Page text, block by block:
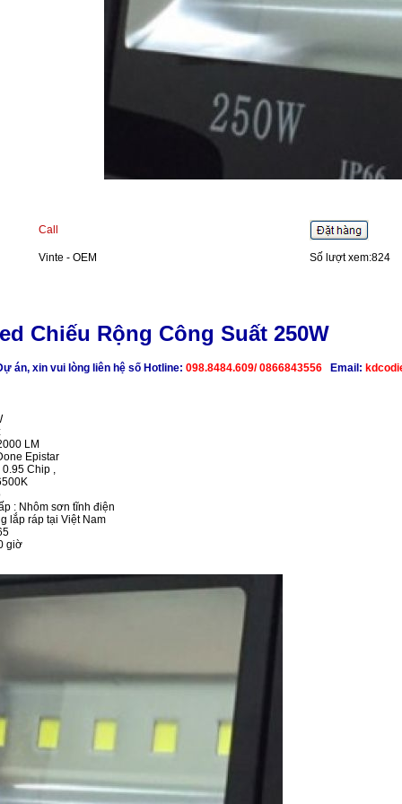
Call
Vinte - OEM Số lượt xem:824
Chiếu Rộng Công Suất 250W
án, xin vui lòng liên hệ số Hotline: 098.8484.609/ 0866843556 Email:
LM
Epistar
Chip ,
: Nhôm sơn tĩnh điện
lắp ráp tại Việt Nam
giờ